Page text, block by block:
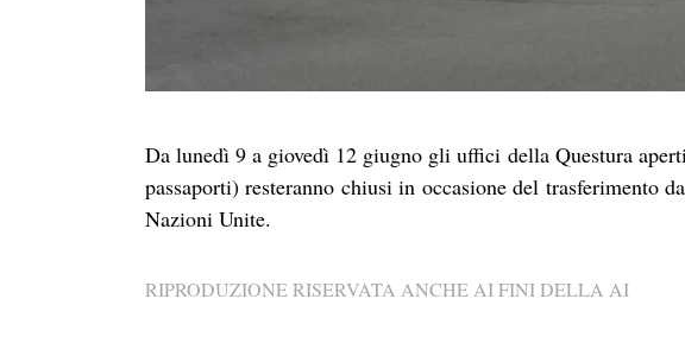
Da lunedì 9 a giovedì 12 giugno gli uffici della Questura
passaporti) resteranno chiusi in occasione del trasferimento
Nazioni Unite.
RIPRODUZIONE RISERVATA ANCHE AI FINI DELLA AI